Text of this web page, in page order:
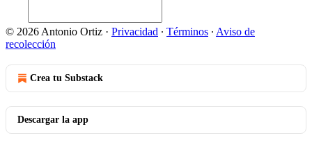
© 2026 Antonio Ortiz · Privacidad ∙ Términos ∙ Aviso de
recolección
Crea tu Substack
Descargar la app